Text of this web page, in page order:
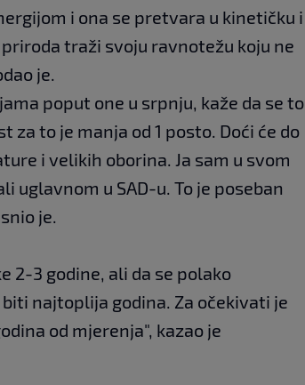
i ona se pretvara u kinetičku i
traži svoju ravnotežu koju ne
je.
poput one u srpnju, kaže da se to
to je manja od 1 posto. Doći će do
i velikih oborina. Ja sam u svom
uglavnom u SAD-u. To je poseban
je.
2-3 godine, ali da se polako
najtoplija godina. Za očekivati je
od mjerenja", kazao je